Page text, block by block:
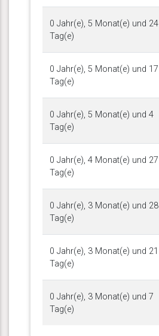
0 Jahr(e), 5 Monat(e) und 24
Tag(e)
0 Jahr(e), 5 Monat(e) und 17
Tag(e)
0 Jahr(e), 5 Monat(e) und 4
Tag(e)
0 Jahr(e), 4 Monat(e) und 27
Tag(e)
0 Jahr(e), 3 Monat(e) und 28
Tag(e)
0 Jahr(e), 3 Monat(e) und 21
Tag(e)
0 Jahr(e), 3 Monat(e) und 7
Tag(e)